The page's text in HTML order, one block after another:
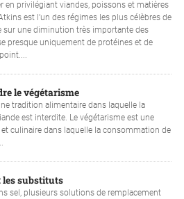
en privilégiant viandes, poissons et matières
est l’un des régimes les plus célèbres de
sur une diminution très importante des
presque uniquement de protéines et de
le végétarisme
tradition alimentaire dans laquelle la
est interdite. Le végétarisme est une
culinaire dans laquelle la consommation de
les substituts
sel, plusieurs solutions de remplacement